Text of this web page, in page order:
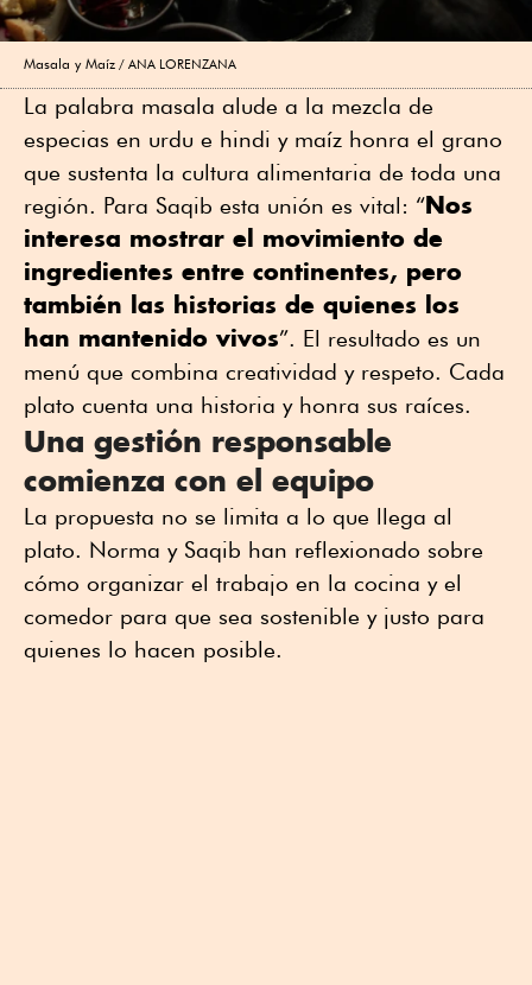
Masala y Maíz ANA LORENZANA
La palabra masala alude a la mezcla de
especias en urdu e hindi y maíz honra el grano
que sustenta la cultura alimentaria de toda una
región. Para Saqib esta unión es vital: “Nos
interesa mostrar el movimiento de
ingredientes entre continentes, pero
también las historias de quienes los
han mantenido vivos”. El resultado es un
menú que combina creatividad y respeto. Cada
plato cuenta una historia y honra sus raíces.
Una gestión responsable
comienza con el equipo
La propuesta no se limita a lo que llega al
plato. Norma y Saqib han reflexionado sobre
cómo organizar el trabajo en la cocina y el
comedor para que sea sostenible y justo para
quienes lo hacen posible.